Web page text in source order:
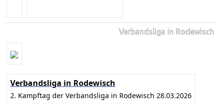
Verbandsliga in Rodewisch
Verbandsliga in Rodewisch
2. Kampftag der Verbandsliga in Rodewisch 28.03.2026